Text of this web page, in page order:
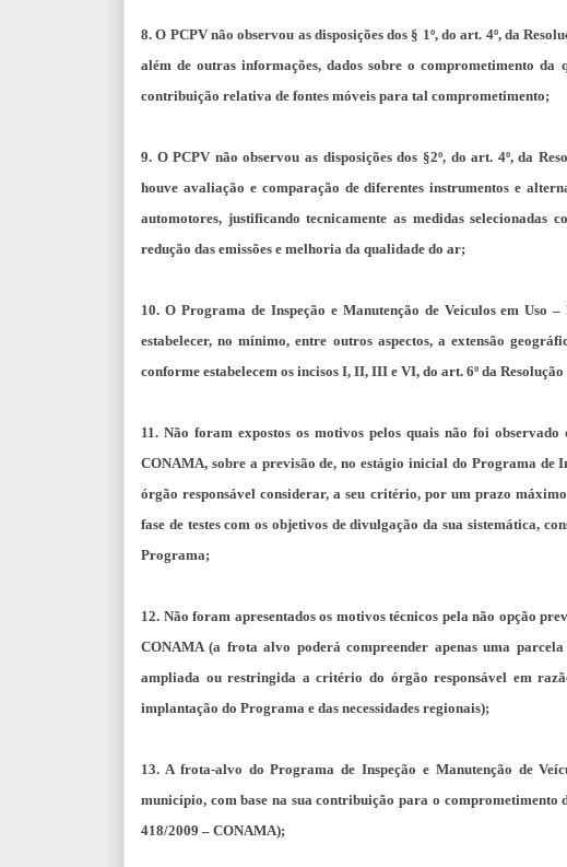
8. O PCPV não observou as disposições dos § 1º, do art. 4º, da
além de outras informações, dados sobre o comprometimento
contribuição relativa de fontes móveis para tal comprometimento;
9. O PCPV não observou as disposições dos §2º, do art. 4º, da
houve avaliação e comparação de diferentes instrumentos e
automotores, justificando tecnicamente as medidas selecionadas
redução das emissões e melhoria da qualidade do ar;
10. O Programa de Inspeção e Manutenção de Veículos em Uso
estabelecer, no mínimo, entre outros aspectos, a extensão
conforme estabelecem os incisos I, II, III e VI, do art. 6º da
11. Não foram expostos os motivos pelos quais não foi
CONAMA, sobre a previsão de, no estágio inicial do Programa de
órgão responsável considerar, a seu critério, por um prazo
fase de testes com os objetivos de divulgação da sua sistemática,
Programa;
12. Não foram apresentados os motivos técnicos pela não opção
CONAMA (a frota alvo poderá compreender apenas uma
ampliada ou restringida a critério do órgão responsável em
implantação do Programa e das necessidades regionais);
13. A frota-alvo do Programa de Inspeção e Manutenção de
município, com base na sua contribuição para o comprometimento
418/2009 – CONAMA);